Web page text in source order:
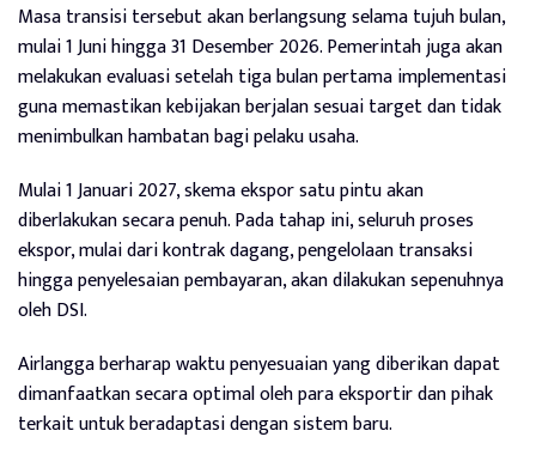
Masa transisi tersebut akan berlangsung selama tujuh bulan,
mulai 1 Juni hingga 31 Desember 2026. Pemerintah juga akan
melakukan evaluasi setelah tiga bulan pertama implementasi
guna memastikan kebijakan berjalan sesuai target dan tidak
menimbulkan hambatan bagi pelaku usaha.
Mulai 1 Januari 2027, skema ekspor satu pintu akan
diberlakukan secara penuh. Pada tahap ini, seluruh proses
ekspor, mulai dari kontrak dagang, pengelolaan transaksi
hingga penyelesaian pembayaran, akan dilakukan sepenuhnya
oleh DSI.
Airlangga berharap waktu penyesuaian yang diberikan dapat
dimanfaatkan secara optimal oleh para eksportir dan pihak
terkait untuk beradaptasi dengan sistem baru.